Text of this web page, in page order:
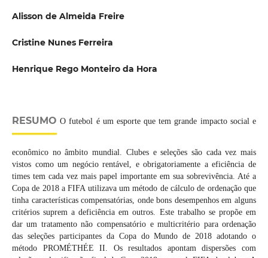
Alisson de Almeida Freire
Cristine Nunes Ferreira
Henrique Rego Monteiro da Hora
RESUMO O futebol é um esporte que tem grande impacto social e
econômico no âmbito mundial. Clubes e seleções são cada vez mais
vistos como um negócio rentável, e obrigatoriamente a eficiência de
times tem cada vez mais papel importante em sua sobrevivência. Até a
Copa de 2018 a FIFA utilizava um método de cálculo de ordenação que
tinha características compensatórias, onde bons desempenhos em alguns
critérios suprem a deficiência em outros. Este trabalho se propõe em
dar um tratamento não compensatório e multicritério para ordenação
das seleções participantes da Copa do Mundo de 2018 adotando o
método PROMÉTHÉE II. Os resultados apontam dispersões com